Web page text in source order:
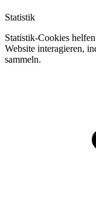
Statistik
Statistik-Cookies
Website interagieren,
sammeln.